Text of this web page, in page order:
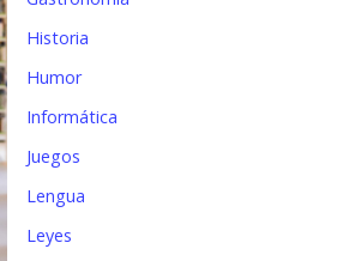
Historia
Humor
Informática
Juegos
Lengua
Leyes